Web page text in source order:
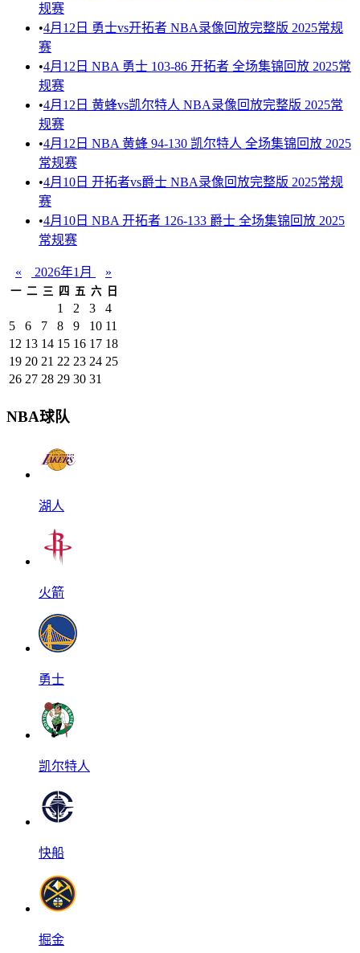
规赛
•4月12日 勇士vs开拓者 NBA录像回放完整版 2025常规
赛
•4月12日 NBA 勇士 103-86 开拓者 全场集锦回放 2025常
规赛
•4月12日 黄蜂vs凯尔特人 NBA录像回放完整版 2025常
规赛
•4月12日 NBA 黄蜂 94-130 凯尔特人 全场集锦回放 2025
常规赛
•4月10日 开拓者vs爵士 NBA录像回放完整版 2025常规
赛
•4月10日 NBA 开拓者 126-133 爵士 全场集锦回放 2025
常规赛
« 2026年1月 »
一 二 三 四 五 六 日
1 2 3
4
5
6 7 8 9 10 11
12 13 14 15 16 17 18
19 20 21 22 23 24 25
26 27 28 29 30 31
NBA球队
湖人
火箭
勇士
凯尔特人
快船
掘金